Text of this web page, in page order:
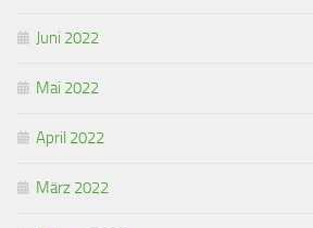
Juni 2022
Mai 2022
April 2022
März 2022